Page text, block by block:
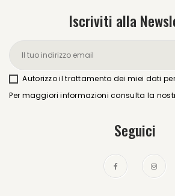
Iscriviti alla
Autorizzo il trattamento dei miei dati
Per maggiori informazioni consulta la
Seguici